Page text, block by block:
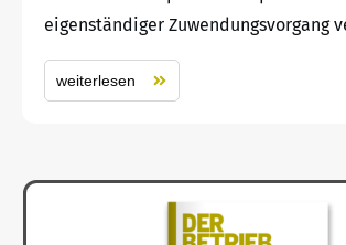
eigenständiger Zuwendungsvorgang
weiterlesen